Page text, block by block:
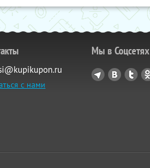
с нами
Мы в Соцсетях